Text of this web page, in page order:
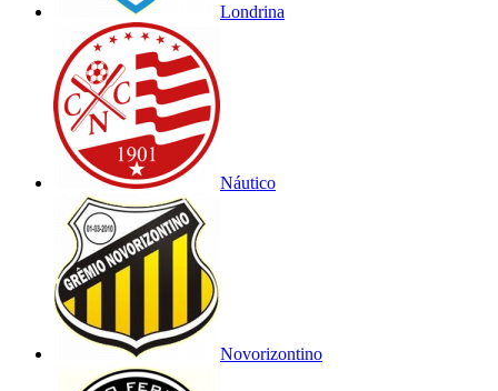
Londrina
Náutico
Novorizontino